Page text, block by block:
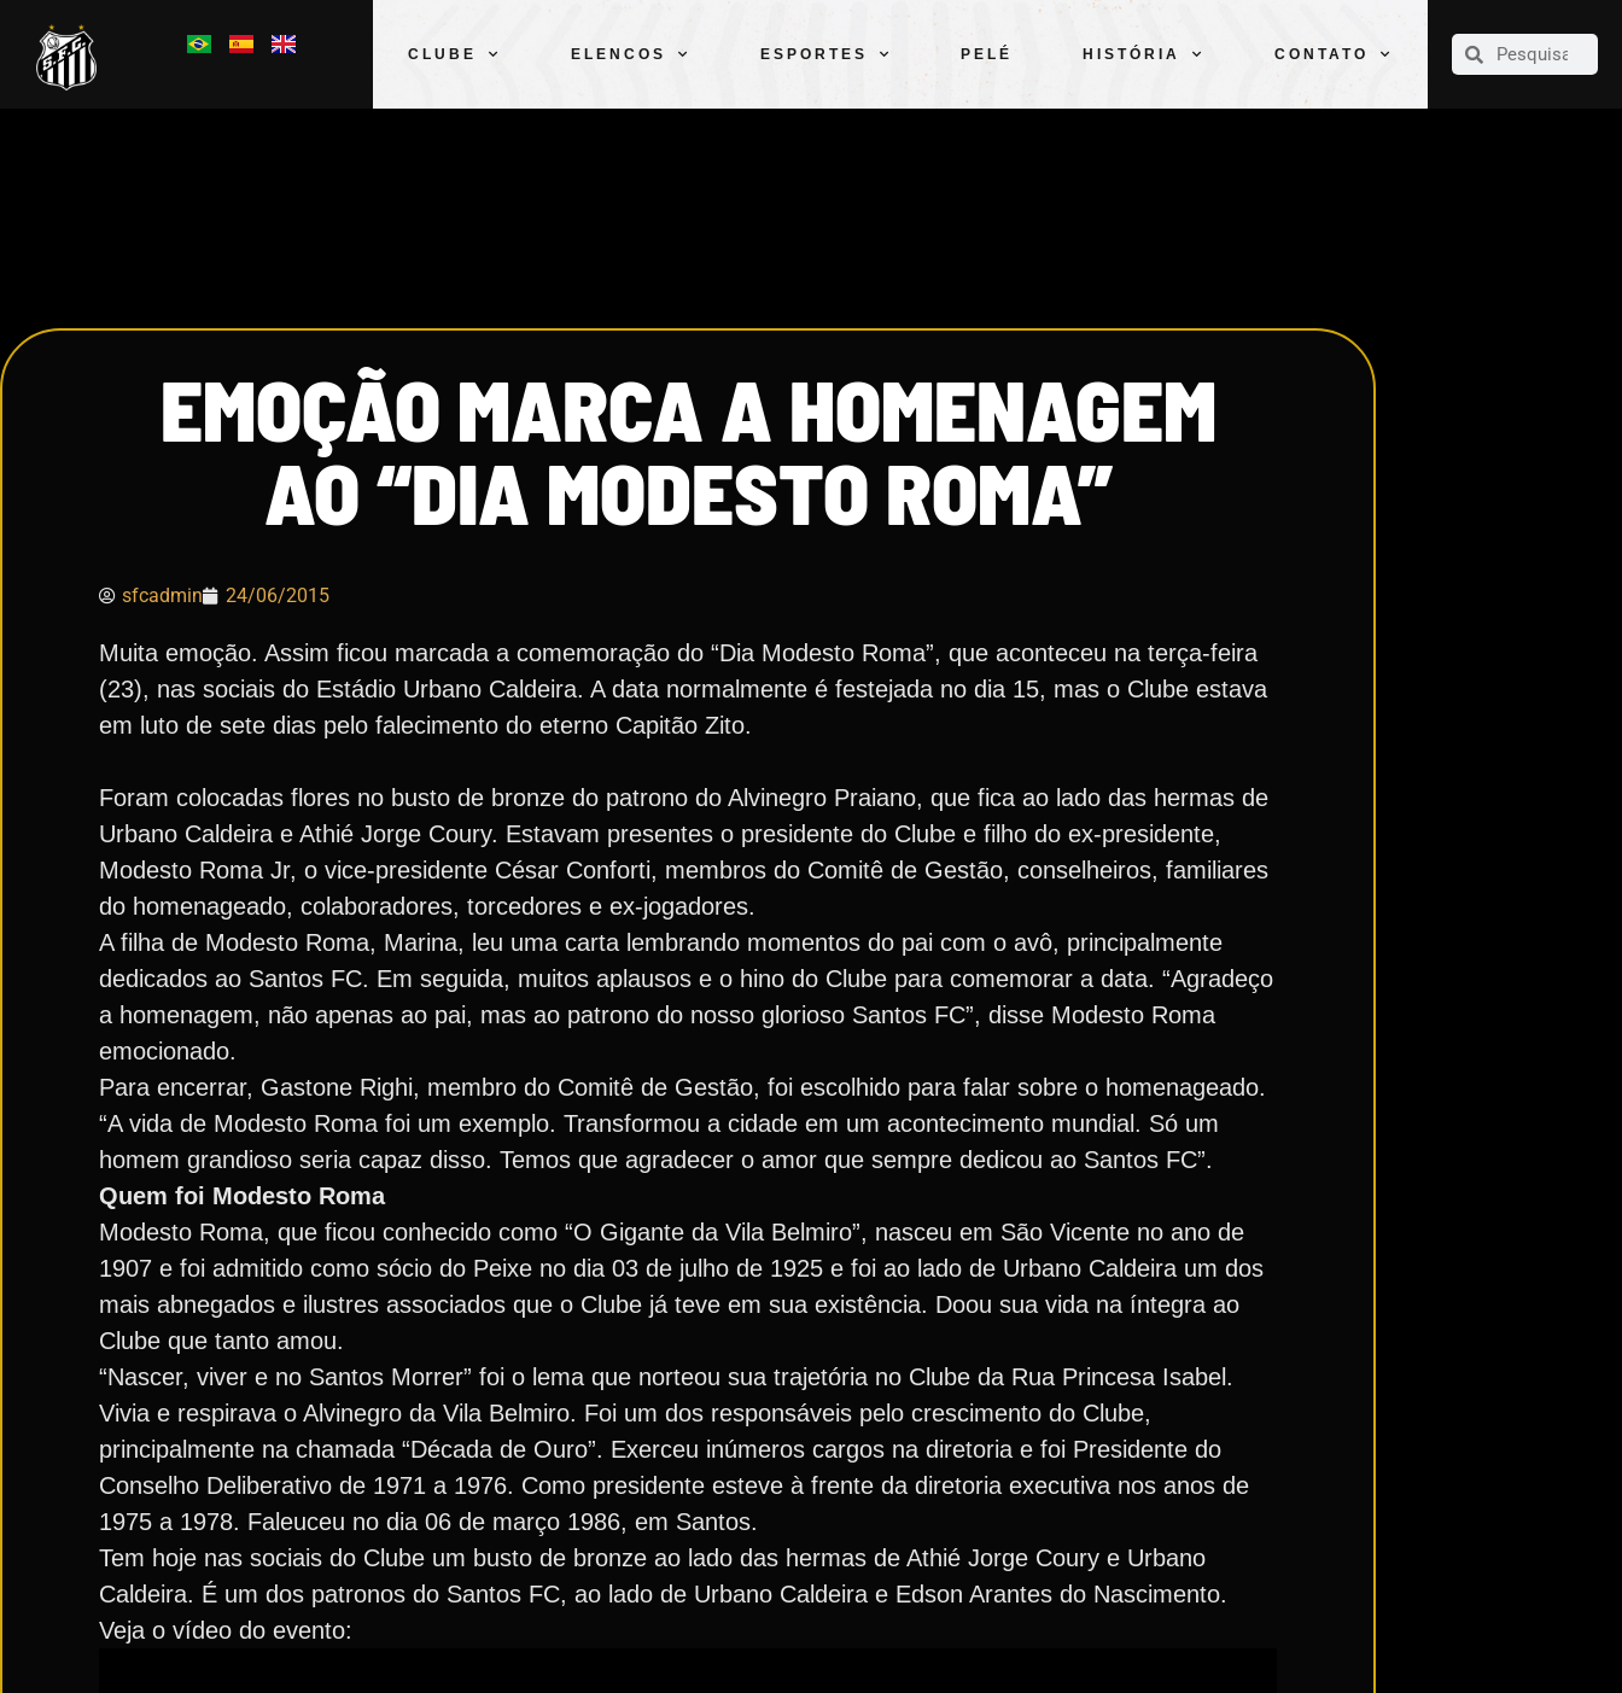
CLUBE ELENCOS ESPORTES PELÉ HISTÓRIA CONTATO
CLUBE
EMOÇÃO MARCA A HOMENAGEM
AO “DIA MODESTO ROMA”
sfcadmin 24/06/2015
Muita emoção. Assim ficou marcada a comemoração do “Dia Modesto Roma”, que aconteceu na terça-feira
(23), nas sociais do Estádio Urbano Caldeira. A data normalmente é festejada no dia 15, mas o Clube estava
em luto de sete dias pelo falecimento do eterno Capitão Zito.
Foram colocadas flores no busto de bronze do patrono do Alvinegro Praiano, que fica ao lado das hermas de
Urbano Caldeira e Athié Jorge Coury. Estavam presentes o presidente do Clube e filho do ex-presidente,
Modesto Roma Jr, o vice-presidente César Conforti, membros do Comitê de Gestão, conselheiros, familiares
do homenageado, colaboradores, torcedores e ex-jogadores.
A filha de Modesto Roma, Marina, leu uma carta lembrando momentos do pai com o avô, principalmente
dedicados ao Santos FC. Em seguida, muitos aplausos e o hino do Clube para comemorar a data. “Agradeço
a homenagem, não apenas ao pai, mas ao patrono do nosso glorioso Santos FC”, disse Modesto Roma
emocionado.
Para encerrar, Gastone Righi, membro do Comitê de Gestão, foi escolhido para falar sobre o homenageado.
“A vida de Modesto Roma foi um exemplo. Transformou a cidade em um acontecimento mundial. Só um
homem grandioso seria capaz disso. Temos que agradecer o amor que sempre dedicou ao Santos FC”.
Quem foi Modesto Roma
Modesto Roma, que ficou conhecido como “O Gigante da Vila Belmiro”, nasceu em São Vicente no ano de
1907 e foi admitido como sócio do Peixe no dia 03 de julho de 1925 e foi ao lado de Urbano Caldeira um dos
mais abnegados e ilustres associados que o Clube já teve em sua existência. Doou sua vida na íntegra ao
Clube que tanto amou.
“Nascer, viver e no Santos Morrer” foi o lema que norteou sua trajetória no Clube da Rua Princesa Isabel.
Vivia e respirava o Alvinegro da Vila Belmiro. Foi um dos responsáveis pelo crescimento do Clube,
principalmente na chamada “Década de Ouro”. Exerceu inúmeros cargos na diretoria e foi Presidente do
Conselho Deliberativo de 1971 a 1976. Como presidente esteve à frente da diretoria executiva nos anos de
1975 a 1978. Faleuceu no dia 06 de março 1986, em Santos.
Tem hoje nas sociais do Clube um busto de bronze ao lado das hermas de Athié Jorge Coury e Urbano
Caldeira. É um dos patronos do Santos FC, ao lado de Urbano Caldeira e Edson Arantes do Nascimento.
Veja o vídeo do evento: